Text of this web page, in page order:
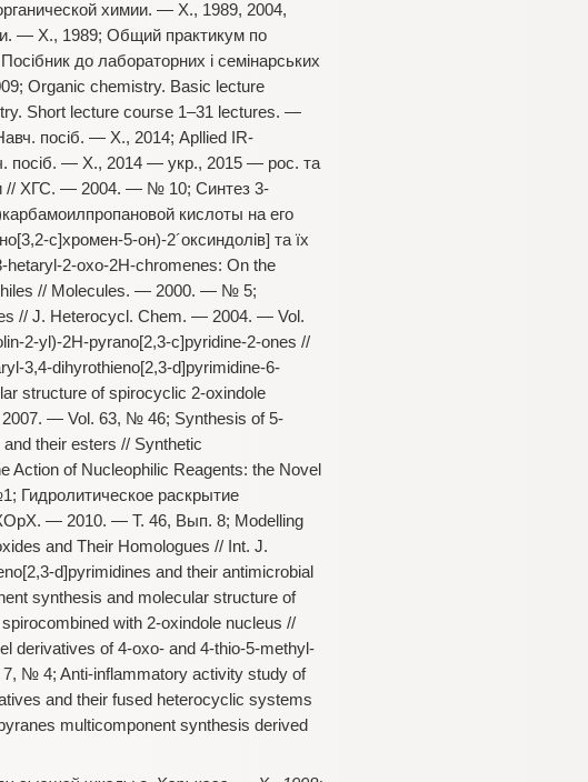
химии. — Х., 1989, 2004,
— Х., 1989; Общий практикум по
до лабораторних і семінарських
Organic chemistry. Basic lecture
Short lecture course 1–31 lectures. —
посіб. — Х., 2014; Apllied IR-
посіб. — Х., 2014 — укр., 2015 — рос. та
// ХГС. — 2004. — № 10; Синтез 3-
кислоты на его
с]хромен-5-он)-2´оксиндолів] та їх
2-oxo-2H-chromenes: On the
// Molecules. — 2000. — № 5;
// J. Heterocycl. Chem. — 2004. — Vol.
2-yl)-2H-pyrano[2,3-c]pyridine-2-ones //
3,4-dihyrothieno[2,3-d]pyrimidine-6-
structure of spirocyclic 2-oxindole
— Vol. 63, № 46; Synthesis of 5-
their esters // Synthetic
of Nucleophilic Reagents: the Novel
Гидролитическое раскрытие
— 2010. — Т. 46, Вып. 8; Modelling
and Their Homologues // Int. J.
d]pyrimidines and their antimicrobial
synthesis and molecular structure of
with 2-oxindole nucleus //
derivatives of 4-oxo- and 4-thio-5-methyl-
№ 4; Anti-inflammatory activity study of
and their fused heterocyclic systems
multicomponent synthesis derived